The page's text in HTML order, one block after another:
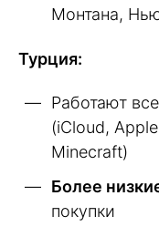
Монтана,
Турция:
Работают
(iCloud,
Minecraft)
Более
покупки